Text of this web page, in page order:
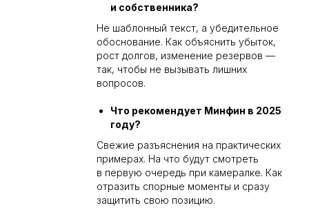
и собственника?
Не шаблонный текст, а убедительное
обоснование. Как объяснить убыток,
рост долгов, изменение резервов —
так, чтобы не вызывать лишних
вопросов.
Что рекомендует Минфин в 2025
году?
Свежие разъяснения на практических
примерах. На что будут смотреть
в первую очередь при камералке. Как
отразить спорные моменты и сразу
защитить свою позицию.